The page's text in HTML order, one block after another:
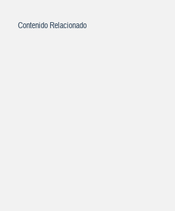
Contenido Relacionado